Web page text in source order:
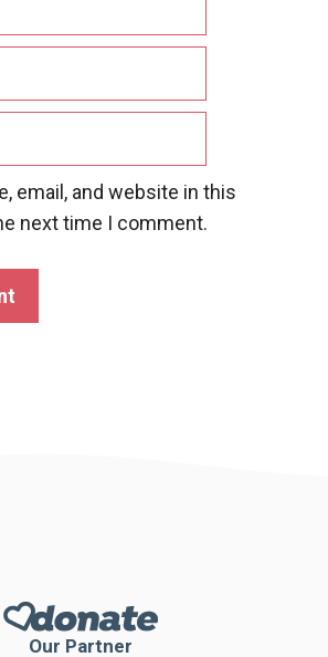
email, and website in this
next time I comment.
Our Partner